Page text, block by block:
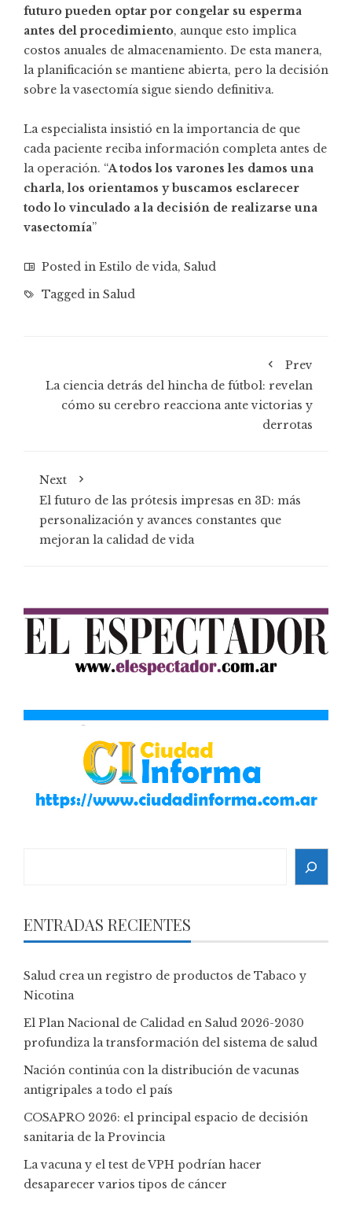
futuro pueden optar por congelar su esperma
antes del procedimiento, aunque esto implica
costos anuales de almacenamiento. De esta manera,
la planificación se mantiene abierta, pero la decisión
sobre la vasectomía sigue siendo definitiva.
La especialista insistió en la importancia de que
cada paciente reciba información completa antes de
la operación. “A todos los varones les damos una
charla, los orientamos y buscamos esclarecer
todo lo vinculado a la decisión de realizarse una
vasectomía”
Posted in Estilo de vida, Salud
Tagged in Salud
Prev
La ciencia detrás del hincha de fútbol: revelan
cómo su cerebro reacciona ante victorias y
derrotas
Next
El futuro de las prótesis impresas en 3D: más
personalización y avances constantes que
mejoran la calidad de vida
ENTRADAS RECIENTES
Salud crea un registro de productos de Tabaco y
Nicotina
El Plan Nacional de Calidad en Salud 2026-2030
profundiza la transformación del sistema de salud
Nación continúa con la distribución de vacunas
antigripales a todo el país
COSAPRO 2026: el principal espacio de decisión
sanitaria de la Provincia
La vacuna y el test de VPH podrían hacer
desaparecer varios tipos de cáncer